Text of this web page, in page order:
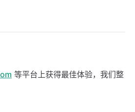
等平台上获得最佳体验，我们整